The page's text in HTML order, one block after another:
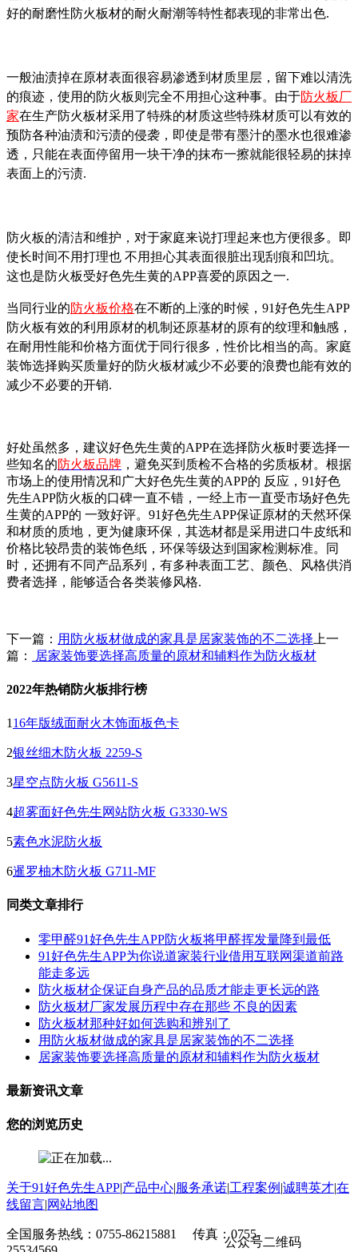
好的耐磨性防火板材的耐火耐潮等特性都表现的非常出色.
一般油渍掉在原材表面很容易渗透到材质里层，留下难以清洗
的痕迹，使用的防火板则完全不用担心这种事。由于防火板厂
家在生产防火板材采用了特殊的材质这些特殊材质可以有效的
预防各种油渍和污渍的侵袭，即使是带有墨汁的墨水也很难渗
透，只能在表面停留用一块干净的抹布一擦就能很轻易的抹掉
表面上的污渍.
防火板的清洁和维护，对于家庭来说打理起来也方便很多。即
使长时间不用打理也 不用担心其表面很脏出现刮痕和凹坑。
这也是防火板受好色先生黄的APP喜爱的原因之一.
当同行业的防火板价格在不断的上涨的时候，91好色先生APP
防火板有效的利用原材的机制还原基材的原有的纹理和触感，
在耐用性能和价格方面优于同行很多，性价比相当的高。家庭
装饰选择购买质量好的防火板材减少不必要的浪费也能有效的
减少不必要的开销.
好处虽然多，建议好色先生黄的APP在选择防火板时要选择一
些知名的防火板品牌 ，避免买到质检不合格的劣质板材。根据
市场上的使用情况和广大好色先生黄的APP的 反应，91好色
先生APP防火板的口碑一直不错，一经上市一直受市场好色先
生黄的APP的 一致好评。91好色先生APP保证原材的天然环保
和材质的质地，更为健康环保，其选材都是采用进口牛皮纸和
价格比较昂贵的装饰色纸，环保等级达到国家检测标准。同
时，还拥有不同产品系列，有多种表面工艺、颜色、风格供消
费者选择，能够适合各类装修风格.
下一篇： 用防火板材做成的家具是居家装饰的不二选择 上一
篇：
居家装饰要选择高质量的原材和辅料作为防火板材
2022年热销防火板排行榜
1 16年版绒面耐火木饰面板色卡
2银丝细木防火板 2259-S
3星空点防火板 G5611-S
4超雾面好色先生网站防火板 G3330-WS
5素色水泥防火板
6暹罗柚木防火板 G711-MF
同类文章排行
零甲醛91好色先生APP防火板将甲醛挥发量降到最低
91好色先生APP为你说道家装行业借用互联网渠道前路
能走多远
防火板材企保证自身产品的品质才能走更长远的路
防火板材厂家发展历程中存在那些 不良的因素
防火板材那种好如何选购和辨别了
用防火板材做成的家具是居家装饰的不二选择
居家装饰要选择高质量的原材和辅料作为防火板材
最新资讯文章
您的浏览历史
关于91好色先生APP 产品中心 服务承诺工程案例 诚聘英才在
线留言 网站地图
公众号二维码
全国服务热线：0755-86215881 传真：0755-